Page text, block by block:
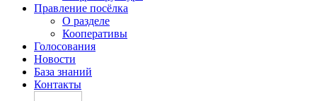
Правление посёлка
О разделе
Кооперативы
Голосования
Новости
База знаний
Контакты